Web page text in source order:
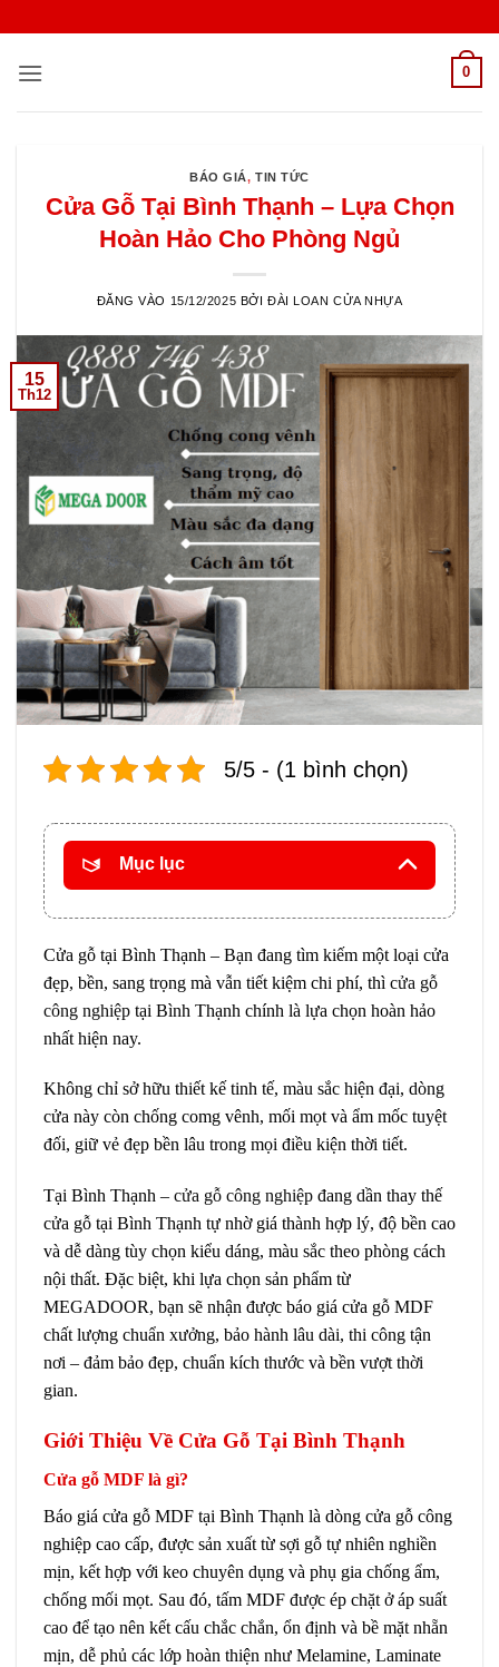
nội
0
BÁO GIÁ,TIN TỨC
Cửa Gỗ Tại Bình Thạnh – Lựa Chọn
Hoàn Hảo Cho Phòng Ngủ
ĐĂNG VÀO 15/12/2025 BỞI ĐÀI LOAN CỬA NHỰA
15
Th12
5/5 - (1 bình chọn)
Mục lục
Cửa gỗ tại Bình Thạnh – Bạn đang tìm kiếm một loại cửa
đẹp, bền, sang trọng mà vẫn tiết kiệm chi phí, thì cửa gỗ
công nghiệp tại Bình Thạnh chính là lựa chọn hoàn hảo
nhất hiện nay.
Không chỉ sở hữu thiết kế tinh tế, màu sắc hiện đại, dòng
cửa này còn chống comg vênh, mối mọt và ẩm mốc tuyệt
đối, giữ vẻ đẹp bền lâu trong mọi điều kiện thời tiết.
Tại Bình Thạnh – cửa gỗ công nghiệp đang dần thay thế
cửa gỗ tại Bình Thạnh tự nhờ giá thành hợp lý, độ bền cao
và dễ dàng tùy chọn kiểu dáng, màu sắc theo phòng cách
nội thất. Đặc biệt, khi lựa chọn sản phẩm từ
MEGADOOR, bạn sẽ nhận được báo giá cửa gỗ MDF
chất lượng chuẩn xưởng, bảo hành lâu dài, thi công tận
nơi – đảm bảo đẹp, chuẩn kích thước và bền vượt thời
gian.
Giới Thiệu Về Cửa Gỗ Tại Bình Thạnh
Cửa gỗ MDF là gì?
Báo giá cửa gỗ MDF tại Bình Thạnh là dòng cửa gỗ công
nghiệp cao cấp, được sản xuất từ sợi gỗ tự nhiên nghiền
mịn, kết hợp với keo chuyên dụng và phụ gia chống ẩm,
chống mối mọt. Sau đó, tấm MDF được ép chặt ở áp suất
cao để tạo nên kết cấu chắc chắn, ổn định và bề mặt nhẵn
mịn, dễ phủ các lớp hoàn thiện như Melamine, Laminate